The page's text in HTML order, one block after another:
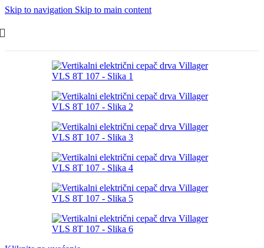
Skip to navigation Skip to main content